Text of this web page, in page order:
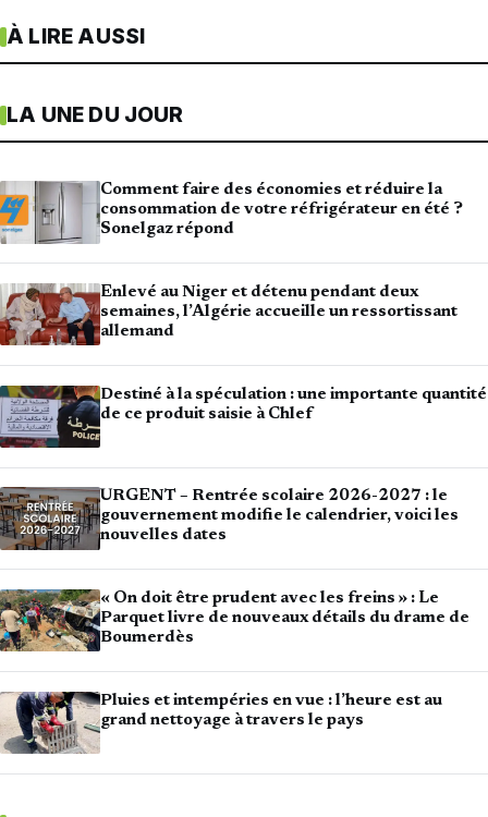
À LIRE AUSSI
LA UNE DU JOUR
Comment faire des économies et réduire la
consommation de votre réfrigérateur en été ?
Sonelgaz répond
Enlevé au Niger et détenu pendant deux
semaines, l’Algérie accueille un ressortissant
allemand
Destiné à la spéculation : une importante quantité
de ce produit saisie à Chlef
URGENT – Rentrée scolaire 2026-2027 : le
gouvernement modifie le calendrier, voici les
nouvelles dates
« On doit être prudent avec les freins » : Le
Parquet livre de nouveaux détails du drame de
Boumerdès
Pluies et intempéries en vue : l’heure est au
grand nettoyage à travers le pays